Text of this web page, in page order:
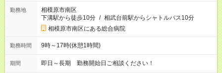
勤務地
相模原市南区
下溝駅から徒歩10分 / 相武台前駅からシャトルバス10分
相模原市南区にある総合病院
勤務時間 9時～17時(休憩1時間)
期間 即日～長期 勤務開始日ご相談ください！